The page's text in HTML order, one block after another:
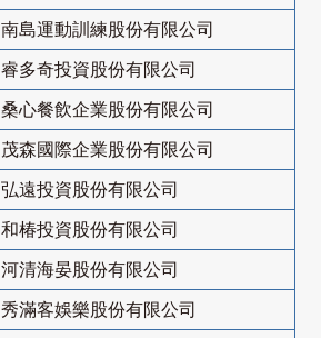
南島運動訓練股份有限公司
睿多奇投資股份有限公司
桑心餐飲企業股份有限公司
茂森國際企業股份有限公司
弘遠投資股份有限公司
和椿投資股份有限公司
河清海晏股份有限公司
秀滿客娛樂股份有限公司